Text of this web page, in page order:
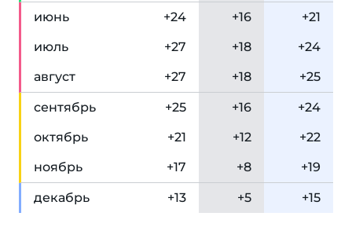
июнь +24 +16
+21
июль +27 +18
+24
август +27 +18 +25
сентябрь +25 +16
+24
октябрь +21 +12
+22
ноябрь +17 +8 +19
декабрь +13 +5 +15